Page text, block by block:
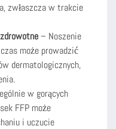
zwłaszcza w trakcie
– Noszenie
może prowadzić
dermatologicznych,
w gorących
FFP może
i uczucie